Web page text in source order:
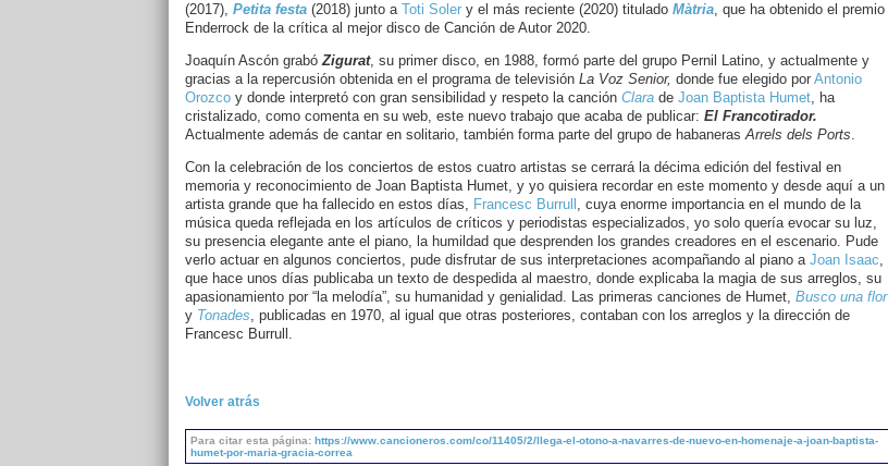
(2017), Petita festa(2018) junto a Toti Solery el más reciente (2020) titulado Màtria, que ha obtenido el premio
Enderrock de la crítica al mejor disco de Canción de Autor 2020.
Joaquín Ascón grabóZigurat, su primer disco, en 1988, formó parte del grupo Pernil Latino, y actualmente y
gracias a la repercusión obtenida en el programa de televisión La Voz Senior, donde fue elegido por Antonio
Orozcoy donde interpretó con gran sensibilidad y respeto la canción Clarade Joan Baptista Humet, ha
cristalizado, como comenta en su web, este nuevo trabajo que acaba de publicar: El Francotirador.
Actualmente además de cantar en solitario, también forma parte del grupo de habanerasArrels dels Ports.
Con la celebración de los conciertos de estos cuatro artistas se cerrará la décima edición del festival en
memoria y reconocimiento de Joan Baptista Humet, y yo quisiera recordar en este momento y desde aquí a un
artista grande que ha fallecido en estos días, Francesc Burrull , cuya enorme importancia en el mundo de la
música queda reflejada en los artículos de críticos y periodistas especializados, yo solo quería evocar su luz,
su presencia elegante ante el piano, la humildad que desprenden los grandes creadores en el escenario. Pude
verlo actuar en algunos conciertos, pude disfrutar de sus interpretaciones acompañando al piano a Joan Isaac,
que hace unos días publicaba un texto de despedida al maestro, donde explicaba la magia de sus arreglos, su
apasionamiento por “la melodía”, su humanidad y genialidad. Las primeras canciones de Humet, Busco una flor
y Tonades, publicadas en 1970, al igual que otras posteriores, contaban con los arreglos y la dirección de
Francesc Burrull.
Volver atrás
Para citar esta página: https://www.cancioneros.com/co/11405/2/llega-el-otono-a-navarres-de-nuevo-en-homenaje-a-joan-baptista-
humet-por-maria-gracia-correa